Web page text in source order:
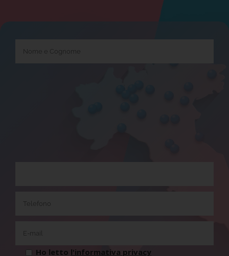
Ho letto l'informativa privacy